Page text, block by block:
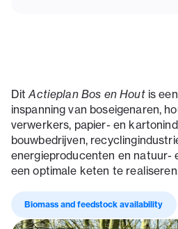
DitActieplan Bos en Hout is
inspanning van boseigenaren,
verwerkers, papier- en
bouwbedrijven,
energieproducenten en natuur-
een optimale keten te
Biomass and feedstock availability